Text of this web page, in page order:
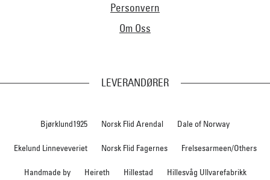
Personvern
Om Oss
LEVERANDØRER
Bjørklund1925 Norsk Flid Arendal Dale of Norway
Ekelund Linneveveriet Norsk Flid Fagernes Frelsesarmeen/Others
Handmade by Heireth Hillestad Hillesvåg Ullvarefabrikk